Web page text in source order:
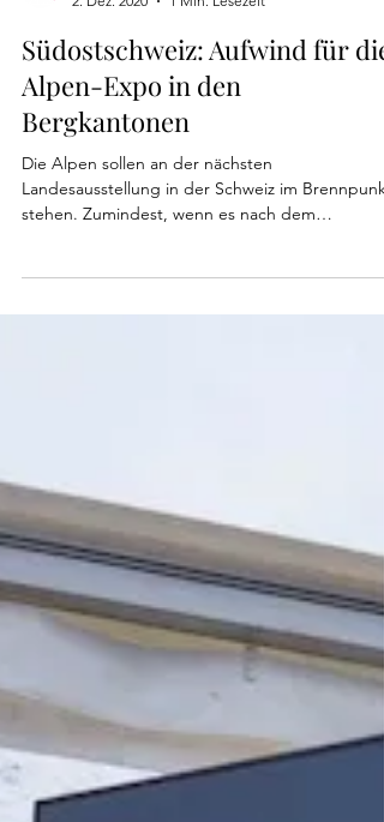
2. Dez. 2020
1 Min. Lesezeit
Südostschweiz: Aufwind für die
Alpen-Expo in den
Bergkantonen
Die Alpen sollen an der nächsten
Förderverein...